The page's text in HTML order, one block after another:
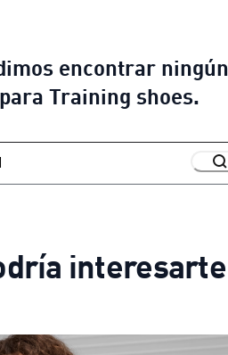
encontrar ningún
Training shoes.
interesarte